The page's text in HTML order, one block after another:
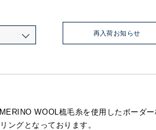
再入荷お知らせ
WOOL梳毛糸を使用したボーダ
ングとなっております。